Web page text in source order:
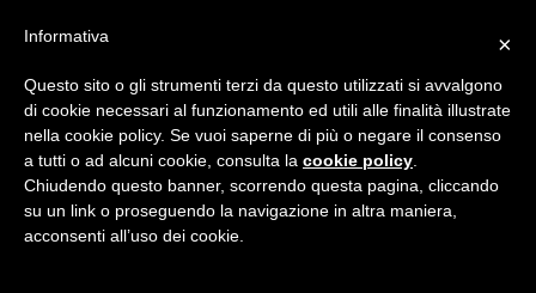
Tutte le categorie Cerca
×
Informativa
Questo sito o gli strumenti terzi da questo utilizzati si avvalgono
di cookie necessari al funzionamento ed utili alle finalità illustrate
nella cookie policy. Se vuoi saperne di più o negare il consenso
a tutti o ad alcuni cookie, consulta la cookie policy
Chiudendo questo banner, scorrendo questa pagina, cliccando
su un link o proseguendo la navigazione in altra maniera,
acconsenti all’uso dei cookie.